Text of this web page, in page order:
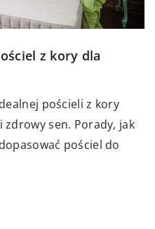
z kory dla
pościeli z kory
sen. Porady, jak
pościel do